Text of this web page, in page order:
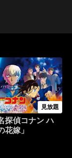
見放題
探偵コナン ハ
花嫁」